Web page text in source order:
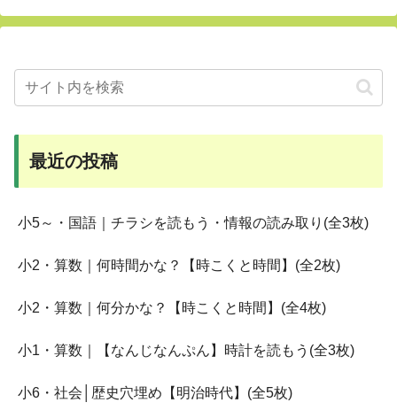
最近の投稿
小5～・国語｜チラシを読もう・情報の読み取り(全3枚)
小2・算数｜何時間かな？【時こくと時間】(全2枚)
小2・算数｜何分かな？【時こくと時間】(全4枚)
小1・算数｜【なんじなんぷん】時計を読もう(全3枚)
小6・社会│歴史穴埋め【明治時代】(全5枚)